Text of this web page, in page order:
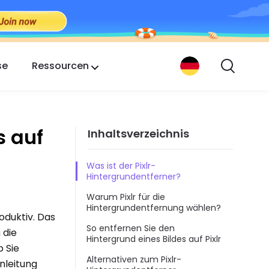
Ressourcen
auf
Das
die
Sie
Inhaltsverzeichnis
Was ist der Pixlr-
Hintergrundentferner?
Warum Pixlr für die
Hintergrundentfernung wählen?
So entfernen Sie den
Hintergrund eines Bildes auf Pixlr
Alternativen zum Pixlr-